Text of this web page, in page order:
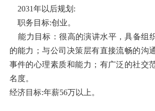
2031年以后规划:
职务目标:创业。
能力目标：很高的演讲水平，具备组
的能力；与公司决策层有直接流畅的沟
事件的心理素质和能力；有广泛的社交
名度。
经济目标:年薪56万以上。